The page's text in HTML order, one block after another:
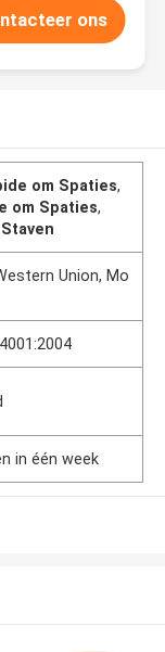
ons
om Spaties,
om Spaties,
Union, Mo
in één week